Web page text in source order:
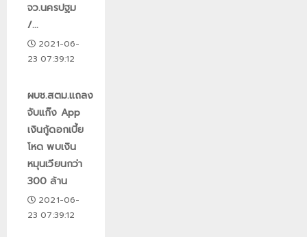
จว.นครปฐม
/...
2021-06-
23 07:39:12
ผบช.สตม.แถลง
จับแก๊ง App
เงินกู้ดอกเบี้ย
โหด พบเงิน
หมุนเวียนกว่า
300 ล้าน
2021-06-
23 07:39:12